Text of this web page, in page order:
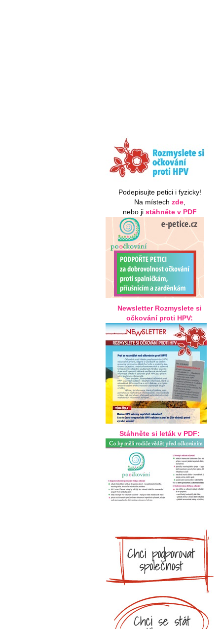
Podepisujte petici i fyzicky!
Na místech zde,
nebo ji stáhněte v PDF
Newsletter Rozmyslete si
očkování proti HPV:
Stáhněte si leták v PDF: